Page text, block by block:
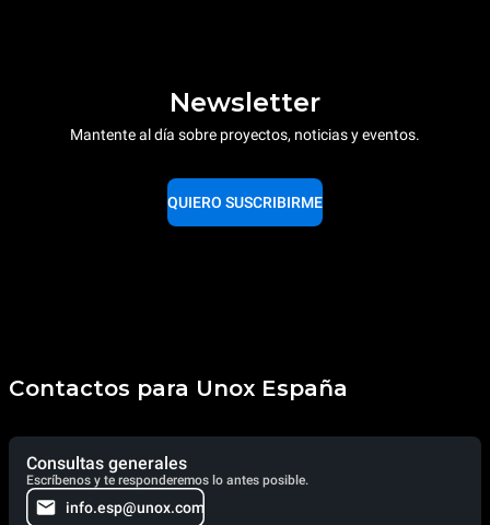
Newsletter
Mantente al día sobre proyectos, noticias y eventos.
QUIERO SUSCRIBIRME
Contactos para Unox España
Consultas generales
Escríbenos y te responderemos lo antes posible.
info.esp@unox.com